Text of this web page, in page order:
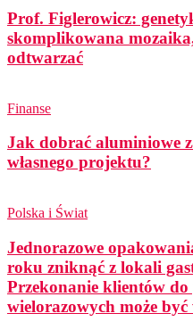
Prof. Figlerowicz:
skomplikowana
odtwarzać
Finanse
Jak dobrać aluminiowe
własnego projektu?
Polska i Świat
Jednorazowe
roku zniknąć z lokali
Przekonanie klientów
wielorazowych może